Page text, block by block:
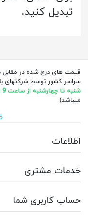
تبدیل کنید.
قیمت های درج شده در مقابل
سراسر کشور توسط شرکتهای
شنبه تا چهارشنبه از ساعت 9 الی 17
میباشد)
اطلاعات
خدمات مشتری
حساب کاربری شما